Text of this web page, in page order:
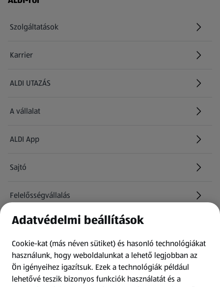
Szolgáltatások
Karrier
(új oldalon nyílik meg)
ALDI UTAZÁS
(új oldalon nyílik meg)
A vállalat
ALDI App
Sajtó
Felelősségvállalás
Információk
Kérdőív
Fizetési lehetőségek
Adatvédelmi beállítások
Cookie-kat (más néven sütiket) és hasonló technológiákat
használunk, hogy weboldalunkat a lehető legjobban az
Ön igényeihez igazítsuk. Ezek a technológiák például
lehetővé teszik bizonyos funkciók használatát és a